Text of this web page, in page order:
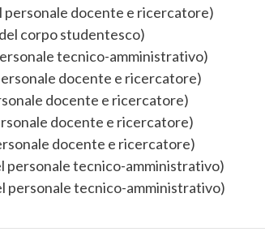
personale docente e ricercatore)
corpo studentesco)
tecnico-amministrativo)
docente e ricercatore)
docente e ricercatore)
docente e ricercatore)
docente e ricercatore)
personale tecnico-amministrativo)
personale tecnico-amministrativo)